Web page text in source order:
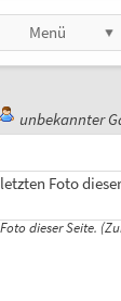
Menü
unbekannter
dieser Seite.